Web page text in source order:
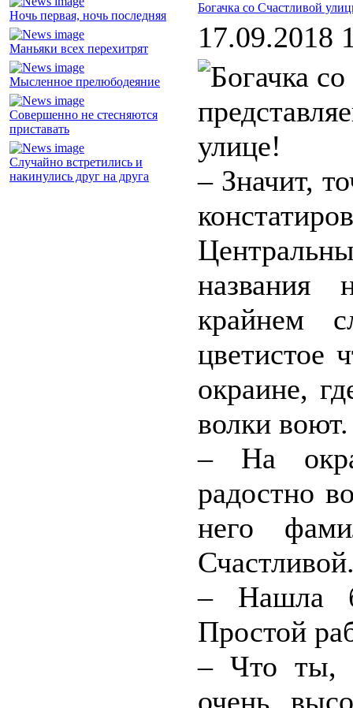
Ночь первая, ночь последняя
Маньяки всех перехитрят
Мысленное прелюбодеяние
Совершенно не стесняются
приставать
Случайно встретились и
накинулись друг на друга
Богачка со Счастливой
17.09.2018
улице!
– Значит,
названия
крайнем
цветистое
окраине,
волки воют.
– На
радостно
него
– Нашла
Простой
– Что ты,
очень